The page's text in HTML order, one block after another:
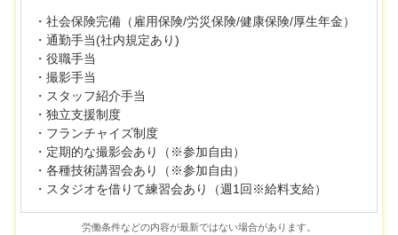
・社会保険完備（雇用保険/労災保険/健康保険/厚生年金）
・通勤手当(社内規定あり)
・役職手当
・撮影手当
・スタッフ紹介手当
・独立支援制度
・フランチャイズ制度
・定期的な撮影会あり（※参加自由）
・各種技術講習会あり（※参加自由）
・スタジオを借りて練習会あり（週1回※給料支給）
労働条件などの内容が最新ではない場合があります。